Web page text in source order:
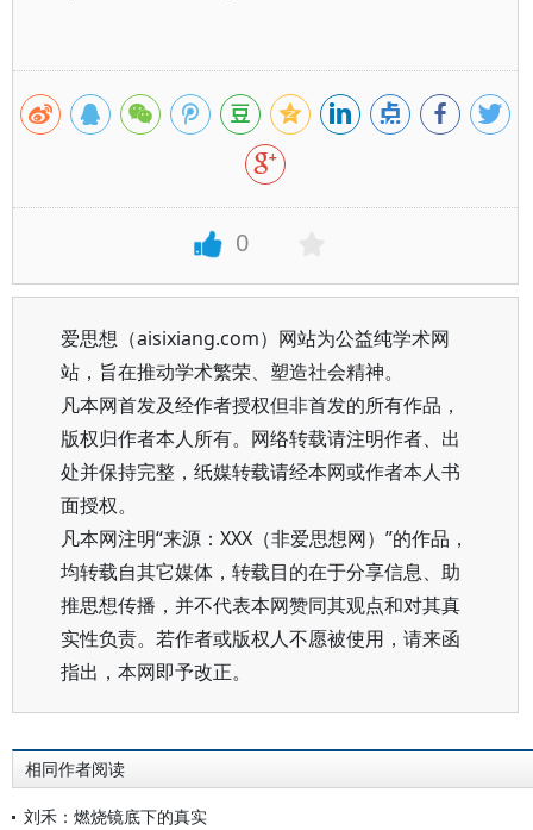
0
爱思想（aisixiang.com）网站为公益纯学术网
站，旨在推动学术繁荣、塑造社会精神。
凡本网首发及经作者授权但非首发的所有作品，
版权归作者本人所有。网络转载请注明作者、出
处并保持完整，纸媒转载请经本网或作者本人书
面授权。
凡本网注明“来源：XXX（非爱思想网）”的作品，
均转载自其它媒体，转载目的在于分享信息、助
推思想传播，并不代表本网赞同其观点和对其真
实性负责。若作者或版权人不愿被使用，请来函
指出，本网即予改正。
相同作者阅读
刘禾：燃烧镜底下的真实